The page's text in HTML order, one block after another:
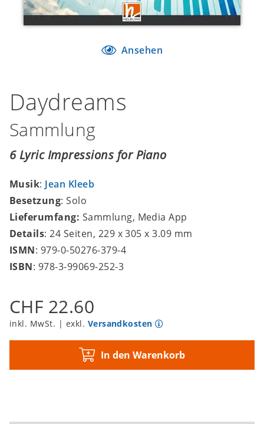
Ansehen
Daydreams
Sammlung
6 Lyric Impressions for Piano
Musik: Jean Kleeb
Besetzung: Solo
Lieferumfang: Sammlung, Media App
Details: 24 Seiten, 229 x 305 x 3.09 mm
ISMN: 979-0-50276-379-4
ISBN: 978-3-99069-252-3
CHF 22.60
inkl. MwSt. | exkl. Versandkosten
In den Warenkorb